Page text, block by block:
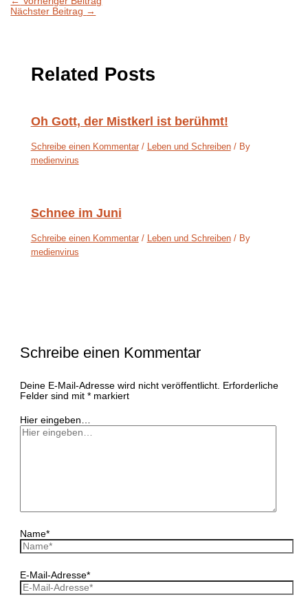
Nächster Beitrag →
Related Posts
Oh Gott, der Mistkerl ist berühmt!
Schreibe einen Kommentar / Leben und Schreiben/ By
medienvirus
Schnee im Juni
Schreibe einen Kommentar / Leben und Schreiben/ By
medienvirus
Schreibe einen Kommentar
Deine E-Mail-Adresse wird nicht veröffentlicht.
Erforderliche
Felder sind mit* markiert
Hier eingeben…
Name*
E-Mail-Adresse*